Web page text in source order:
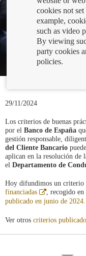
29/11/2024
Los criterios de buenas
por el Banco de España
gestión responsable,
del Cliente Bancario
aplican en la resolución de
el Departamento de
Hoy difundimos un criterio
financiadas
Abre
en
ventana
, recogido en
publicado en junio de 2024.
Ver otros criterios
cookies not
example,
such as video
By viewing
party cookies
policies.